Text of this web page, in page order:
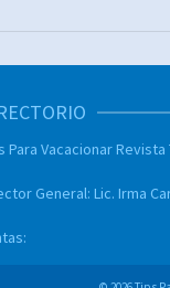
Para VacacionarRevista
General: Lic. Irma